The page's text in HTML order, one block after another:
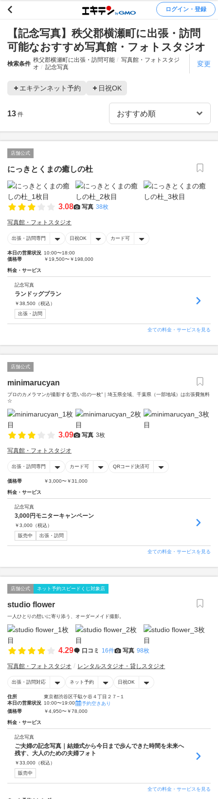
ログイン・登録
【記念写真】秩父郡横瀬町に出張・訪問
可能なおすすめ写真館・フォトスタジオ
検索条件
秩父郡横瀬町に出張・訪問可能
写真館・フォトスタジ
オ
記念写真 変更
エキテンネット予約 日祝OK
13 件
店舗公式
にっきとくまの癒しの杜
3.08 写真 38枚
写真館・フォトスタジオ
出張・訪問専門 日祝OK カード可
本日の営業状況 10:00〜18:00
価格帯
￥19,500〜￥198,000
料金・サービス
記念写真
ランドッグプラン
￥38,500 （税込）
出張・訪問
全ての料金・サービスを見る
店舗公式
minimarucyan
プロのカメラマンが撮影する“思い出の一枚”｜埼玉県全域、千葉県（一部地域）は出張費無料
☆
3.09 写真 3枚
写真館・フォトスタジオ
出張・訪問専門 カード可 QRコード決済可
価格帯 ￥3,000〜￥31,000
料金・サービス
記念写真
3,000円モニターキャンペーン
￥3,000 （税込）
販売中
出張・訪問
全ての料金・サービスを見る
店舗公式 ネット予約スピードくじ対象店
studio flower
一人ひとりの想いに寄り添う、オーダーメイド撮影。
4.29 口コミ 16件 写真 98枚
写真館・フォトスタジオ レンタルスタジオ・貸しスタジオ
出張・訪問対応 ネット予約 日祝OK
住所
東京都渋谷区千駄ケ谷４丁目２７−１
本日の営業状況 10:00〜19:00
予約空きあり
価格帯
￥4,950〜￥78,000
料金・サービス
記念写真
ご夫婦の記念写真｜結婚式から今日まで歩んできた時間を未来へ
残す、大人のための夫婦フォト
￥33,000 （税込）
販売中
全ての料金・サービスを見る